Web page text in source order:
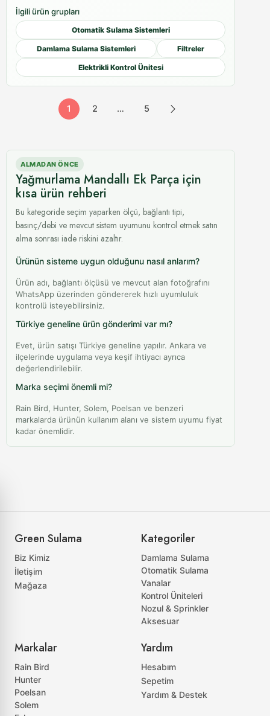
İlgili ürün grupları
Otomatik Sulama Sistemleri
Damlama Sulama Sistemleri Filtreler
Elektrikli Kontrol Ünitesi
1 2 … 5
ALMADAN ÖNCE
Yağmurlama Mandallı Ek Parça için
kısa ürün rehberi
Bu kategoride seçim yaparken ölçü, bağlantı tipi,
basınç/debi ve mevcut sistem uyumunu kontrol etmek satın
alma sonrası iade riskini azaltır.
Ürünün sisteme uygun olduğunu nasıl anlarım?
Ürün adı, bağlantı ölçüsü ve mevcut alan fotoğrafını
WhatsApp üzerinden göndererek hızlı uyumluluk
kontrolü isteyebilirsiniz.
Türkiye geneline ürün gönderimi var mı?
Evet, ürün satışı Türkiye geneline yapılır. Ankara ve
ilçelerinde uygulama veya keşif ihtiyacı ayrıca
değerlendirilebilir.
Marka seçimi önemli mi?
Rain Bird, Hunter, Solem, Poelsan ve benzeri
markalarda ürünün kullanım alanı ve sistem uyumu fiyat
kadar önemlidir.
Green Sulama
Biz Kimiz
İletişim
Mağaza
Kategoriler
Damlama Sulama
Otomatik Sulama
Vanalar
Kontrol Üniteleri
Nozul & Sprinkler
Aksesuar
Markalar
Rain Bird
Hunter
Poelsan
Solem
Yardım
Hesabım
Sepetim
Yardım & Destek